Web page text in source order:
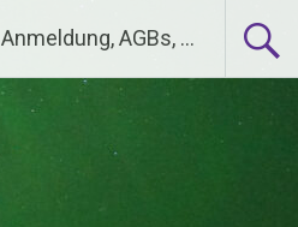
Anmeldung, AGBs, …